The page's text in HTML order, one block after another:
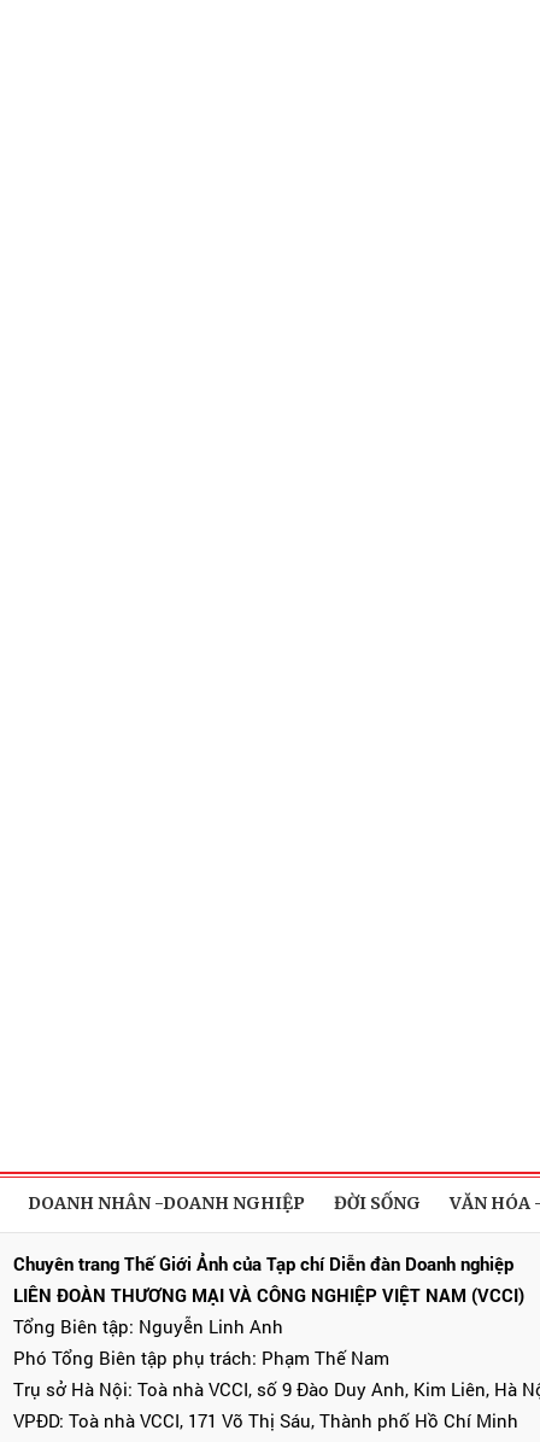
DOANH NHÂN -DOANH NGHIỆP ĐỜI SỐNG VĂN HÓA
Chuyên trang Thế Giới Ảnh của Tạp chí Diễn đàn Doanh nghiệp
LIÊN ĐOÀN THƯƠNG MẠI VÀ CÔNG NGHIỆP VIỆT NAM (VCCI)
Tổng Biên tập: Nguyễn Linh Anh
Phó Tổng Biên tập phụ trách: Phạm Thế Nam
Trụ sở Hà Nội: Toà nhà VCCI, số 9 Đào Duy Anh, Kim Liên, Hà
VPĐD: Toà nhà VCCI, 171 Võ Thị Sáu, Thành phố Hồ Chí Minh